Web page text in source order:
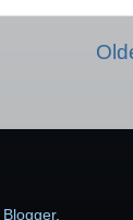
Blogger.